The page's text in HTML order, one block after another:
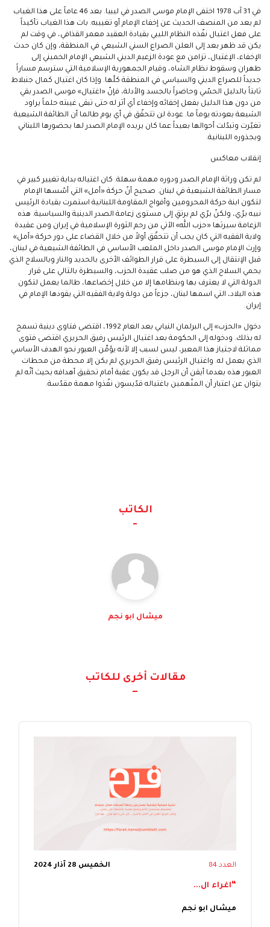
في 31 آب 1978 اختفى الإمام موسى الصدر في ليبيا. بعد 46 عاماً على هذا الغياب
لم يعد من المنصف الحديث عن إخفاء الإمام أو تغييبه. بات هذا الغياب تأكيداً
على فعل اغتيال نفّذه النظام الليبي بقيادة العقيد معمر القذافي، في وقت لم
يكن قد ظهر بعد إلى العلن الصراع السني الشيعي في المنطقة، وإن كان حدث
الإخفاء، الإغتيال، تزامن مع عودة الزعيم الديني الشيعي الإمام الخميني إلى
طهران وسقوط نظام الشاه، وقيام الجمهورية الإسلامية التي سترسم مساراً
جديداً للصراع الديني والسياسي في المنطقة كلّها. وإذا كان اغتيال كمال جنبلاط
ثابتاً بالدليل الحسّي وحاضراً بالجسد والأدلة، فإنّ «اغتيال» موسى الصدر بقي
من دون هذا الدليل بفعل إخفائه وإخفاء أي أثر له حتى تبقى غيبته حلماً يراود
الشيعة بعودته يوماً ما. عودة لن تتحقّق في أي يوم طالما أن الطائفة الشيعية
تغيّرت وتبدّلت أحوالها بعيداً عما كان يريده الإمام الصدر لها بحضورها اللبناني
وبجذوره اللبنانية.
إنقلاب معاكس
لم تكن وراثة الإمام الصدر ودوره مهمة سهلة. كان اغتياله بداية تغيير كبير في
مسار الطائفة الشيعية في لبنان. صحيح أنّ حركة «أمل» التي أسّسها الإمام
لتكون ابنة حركة المحرومين وأفواج المقاومة اللبنانية استمرت بقيادة الرئيس
نبيه برّي، ولكنّ برّي لم يرتقِ إلى مستوى زعامة الصدر الدينية والسياسية. هذه
الزعامة سيرثها «حزب الله» الآتي من رحم الثورة الإسلامية في إيران ومن عقيدة
ولاية الفقيه التي كان يجب أن تتحقّق أولاً من خلال القضاء على دور حركة «أمل»
وإرث الإمام موسى الصدر داخل الملعب الأساسي في الطائفة الشيعية في لبنان،
قبل الإنتقال إلى السيطرة على قرار الطوائف الأخرى بالحديد والنار وبالسلاح الذي
يحمي السلاح الذي هو من صلب عقيدة الحزب، والسيطرة بالتالي على قرار
الدولة التي لا يعترف بها وبنظامها إلا من خلال إخضاعها، طالما يعمل لتكون
هذه البلاد، التي اسمها لبنان، جزءاً من دولة ولاية الفقيه التي يقودها الإمام في
إيران.
دخول «الحزب» إلى البرلمان النيابي بعد العام 1992، اقتضى فتاوى دينية تسمح
له بذلك. ودخوله إلى الحكومة بعد اغتيال الرئيس رفيق الحريري اقتضى فتوى
مماثلة لاجتياز هذا المعبر، ليس لسبب إلا لأنه يؤمِّن العبور نحو الهدف الأساسي
الذي يعمل له. واغتيال الرئيس رفيق الحريري لم يكن إلا محطة من محطات
العبور هذه بعدما أيقن أن الرجل قد يكون عقبة أمام تحقيق أهدافه بحيث أنّه لم
يتوان عن اعتبار أن المتّهمين باغتياله قدّيسون نفّذوا مهمة مقدّسة.
الكاتب
ميشال ابو نجم
مقالات أخرى للكاتب
العدد 84 الخميس 28 آذار 2024
“اغراء ال...
ميشال ابو نجم